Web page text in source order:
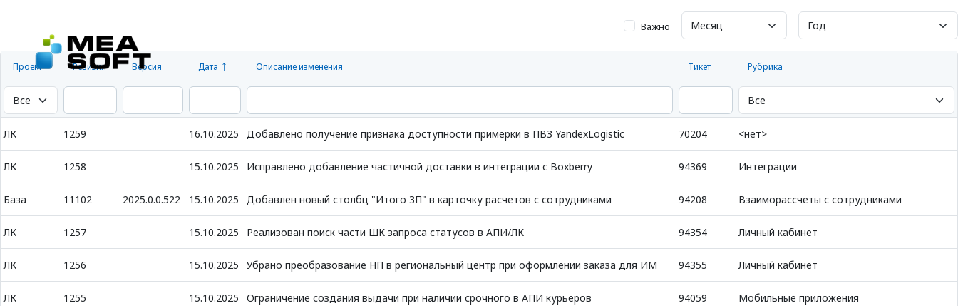
Важно
Проект Ревизия Версия Дата Описание изменения Тикет Рубрика
ЛК 1259 16.10.2025 Добавлено получение признака доступности примерки в ПВЗ YandexLogistic 70204 <нет>
ЛК 1258 15.10.2025 Исправлено добавление частичной доставки в интеграции с Boxberry 94369 Интеграции
База 11102 2025.0.0.522 15.10.2025 Добавлен новый столбц "Итого ЗП" в карточку расчетов с сотрудниками 94208 Взаиморассчеты с сотрудниками
ЛК 1257 15.10.2025 Реализован поиск части ШК запроса статусов в АПИ/ЛК 94354 Личный кабинет
ЛК 1256 15.10.2025 Убрано преобразование НП в региональный центр при оформлении заказа для ИМ 94355 Личный кабинет
ЛК 1255 15.10.2025 Ограничение создания выдачи при наличии срочного в АПИ курьеров 94059 Мобильные приложения